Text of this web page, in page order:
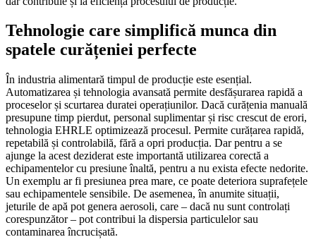
Tehnologie care simplifică munca din
spatele curățeniei perfecte
În industria alimentară timpul de producție este esențial.
Automatizarea și tehnologia avansată permite desfășurarea rapidă a
proceselor și scurtarea duratei operațiunilor. Dacă curățenia manuală
presupune timp pierdut, personal suplimentar și risc crescut de erori,
tehnologia EHRLE optimizează procesul. Permite curățarea rapidă,
repetabilă și controlabilă, fără a opri producția. Dar pentru a se
ajunge la acest deziderat este importantă utilizarea corectă a
echipamentelor cu presiune înaltă, pentru a nu exista efecte nedorite.
Un exemplu ar fi presiunea prea mare, ce poate deteriora suprafețele
sau echipamentele sensibile. De asemenea, în anumite situații,
jeturile de apă pot genera aerosoli, care – dacă nu sunt controlați
corespunzător – pot contribui la dispersia particulelor sau
contaminarea încrucișată.